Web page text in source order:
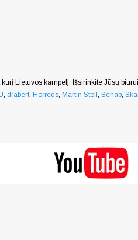
Lietuvos kampelį. Išsirinkite Jūsų
drabert, Horreds Martin Stoll Senab